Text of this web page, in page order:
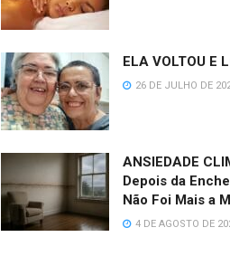
ELA VOLTOU E
26 DE JULHO DE
ANSIEDADE
Depois da
Não Foi Mais a
4 DE AGOSTO DE